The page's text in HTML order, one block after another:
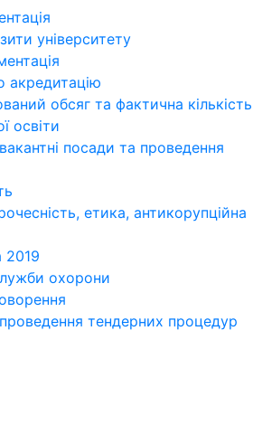
університету
акредитацію
обсяг та фактична кількість
освіти
посади та проведення
етика, антикорупційна
2019
охорони
тендерних процедур